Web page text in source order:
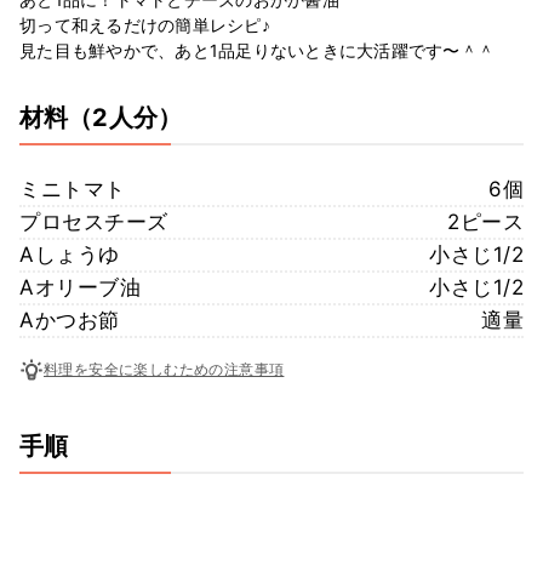
切って和えるだけの簡単レシピ♪
見た目も鮮やかで、あと1品足りないときに大活躍です〜＾＾
材料（2人分）
ミニトマト
6個
プロセスチーズ
2ピース
Aしょうゆ
小さじ1/2
Aオリーブ油
小さじ1/2
Aかつお節
適量
料理を安全に楽しむための注意事項
手順